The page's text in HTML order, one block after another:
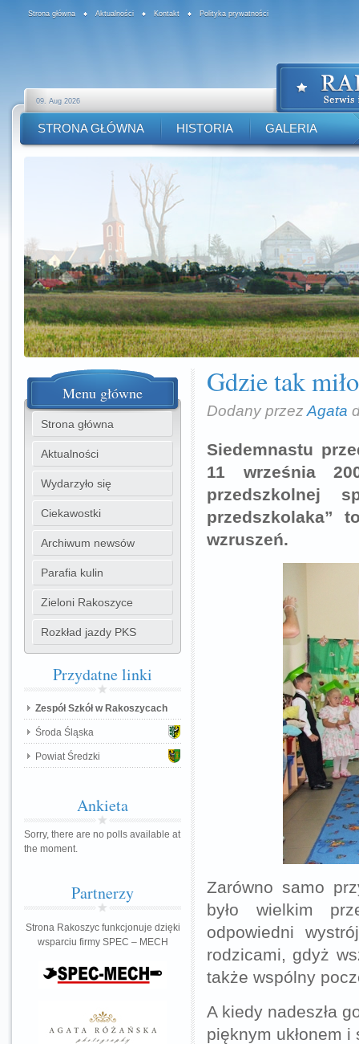
Strona główna Aktualności Kontakt Polityka prywatności
09. Aug 2026
STRONA GŁÓWNA HISTORIA GALERIA
Gdzie tak
Dodany przez Agata
Siedemnastu
11 września
przedszkolnej
przedszkolaka”
wzruszeń.
Zarówno samo
było wielkim
odpowiedni
rodzicami, gdyż
także wspólny
A kiedy nadeszła
pięknym ukłonem
Menu główne
Strona główna
Aktualności
Wydarzyło się
Ciekawostki
Archiwum newsów
Parafia kulin
Zieloni Rakoszyce
Rozkład jazdy PKS
Przydatnelinki
Zespół Szkół w Rakoszycach
Środa Śląska
Powiat Średzki
Ankieta
Sorry, there are no polls available at
the moment.
Partnerzy
Strona Rakoszyc funkcjonuje dzięki
wsparciu firmy SPEC – MECH